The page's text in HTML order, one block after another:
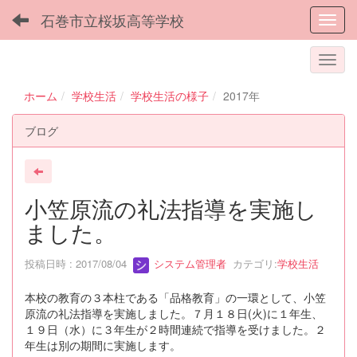
石巻市立桜坂高等学校
ホーム 学校生活 学校生活の様子 2017年
ブログ
小笠原流の礼法指導を実施し
ました。
投稿日時 : 2017/08/04 システム管理者 カテゴリ:学校生活
本校の教育の３本柱である「品格教育」の一環として、小笠
原流の礼法指導を実施しました。７月１８日(火)に１年生、
１９日（水）に３年生が２時間連続で指導を受けました。２
年生は別の期間に実施します。